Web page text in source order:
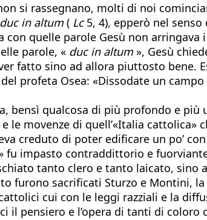
si rassegnano, molti di noi
duc in altum( Lc5, 4), epperò nel
quelle parole Gesù non
parole, « duc in altum», Gesù
fatto sino ad allora piuttosto bene.
profeta Osea: «Dissodate un
bensì qualcosa di più profondo e più
movenze di quell’«Italia cattolica»
creduto di poter edificare un po’
fu impasto contraddittorio e
tanto clero e tanto laicato,
furono sacrificati Sturzo e Montini,
cui con le leggi razziali e la
il pensiero e l’opera di tanti di